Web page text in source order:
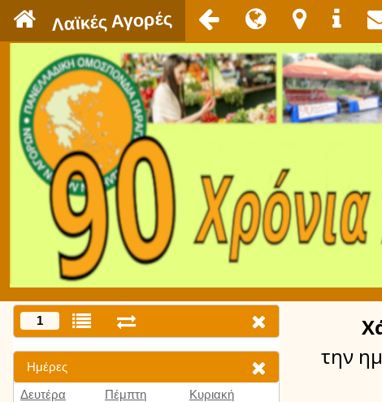
Λαϊκές Αγορές
1
Ημέρες
Δευτέρα
Πέμπτη
Κυριακή
την